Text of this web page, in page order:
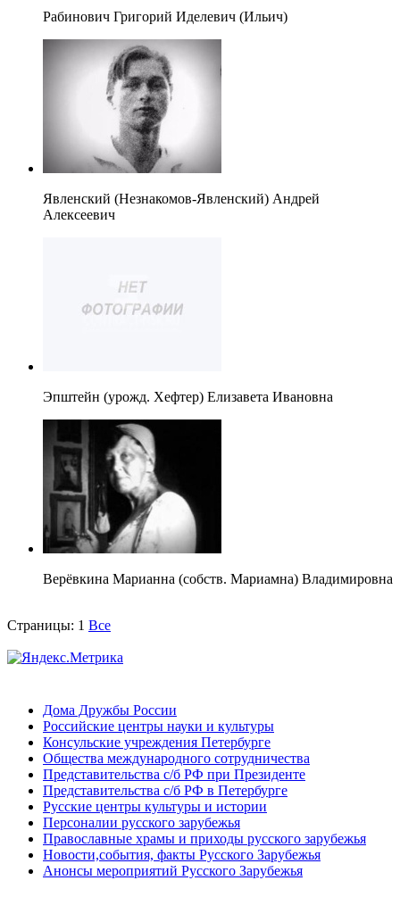
Рабинович Григорий Иделевич (Ильич)
Явленский (Незнакомов-Явленский) Андрей
Алексеевич
Эпштейн (урожд. Хефтер) Елизавета Ивановна
Верёвкина Марианна (собств. Мариамна) Владимировна
Страницы: 1 Все
Дома Дружбы России
Российские центры науки и культуры
Консульские учреждения Петербурге
Общества международного сотрудничества
Представительства с/б РФ при Президенте
Представительства с/б РФ в Петербурге
Русские центры культуры и истории
Персоналии русского зарубежья
Православные храмы и приходы русского зарубежья
Новости,события, факты Русского Зарубежья
Анонсы мероприятий Русского Зарубежья